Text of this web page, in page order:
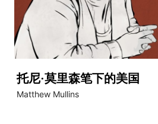
托尼·莫里森笔下的美国
Matthew Mullins